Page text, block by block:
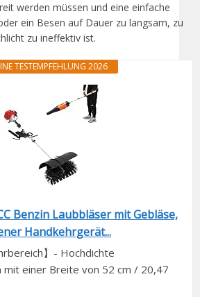
werden müssen und eine einfache
ein Besen auf Dauer zu langsam, zu
zu ineffektiv ist.
TESTEMPFEHLUNG 2026
Benzin Laubbläser mit Gebläse,
Handkehrgerät...
】- Hochdichte
mit einer Breite von 52 cm / 20,47